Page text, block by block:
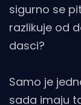
sigurno se
razlikuje od
dasci?
Samo je
sada imaju